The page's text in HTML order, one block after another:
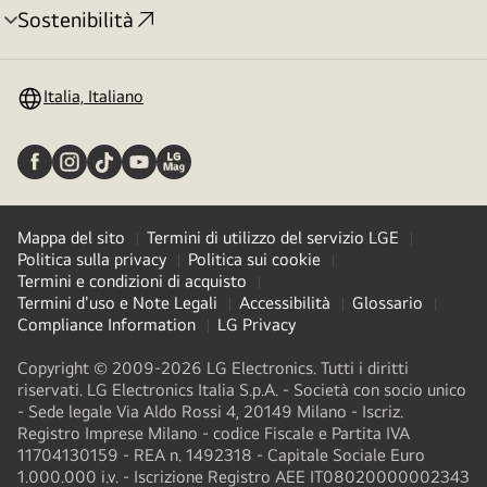
Sostenibilità
Attivazione
Italia, Italiano
Mappa del sito
Termini di utilizzo del servizio LGE
Politica sulla privacy
Politica sui cookie
Termini e condizioni di acquisto
Termini d'uso e Note Legali
Accessibilità
Glossario
Compliance Information
LG Privacy
Copyright © 2009-2026 LG Electronics. Tutti i diritti
riservati. LG Electronics Italia S.p.A. - Società con socio unico
- Sede legale Via Aldo Rossi 4, 20149 Milano - Iscriz.
Registro Imprese Milano - codice Fiscale e Partita IVA
11704130159 - REA n. 1492318 - Capitale Sociale Euro
1.000.000 i.v. - Iscrizione Registro AEE IT08020000002343​